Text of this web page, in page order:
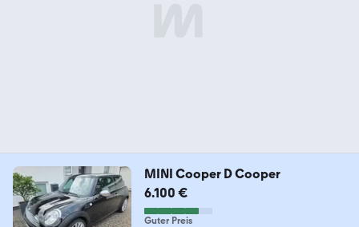
MINI Cooper D Cooper
6.100 €
Guter Preis